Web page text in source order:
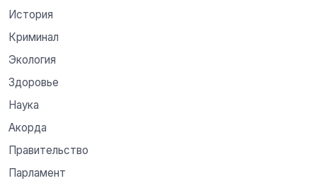
История
Криминал
Экология
Здоровье
Наука
Акорда
Правительство
Парламент